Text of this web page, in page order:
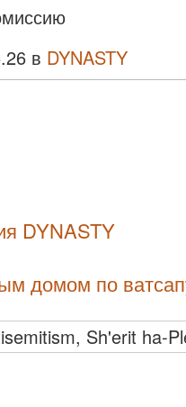
в DYNASTY
DYNASTY
домом по
Sh'erit ha-